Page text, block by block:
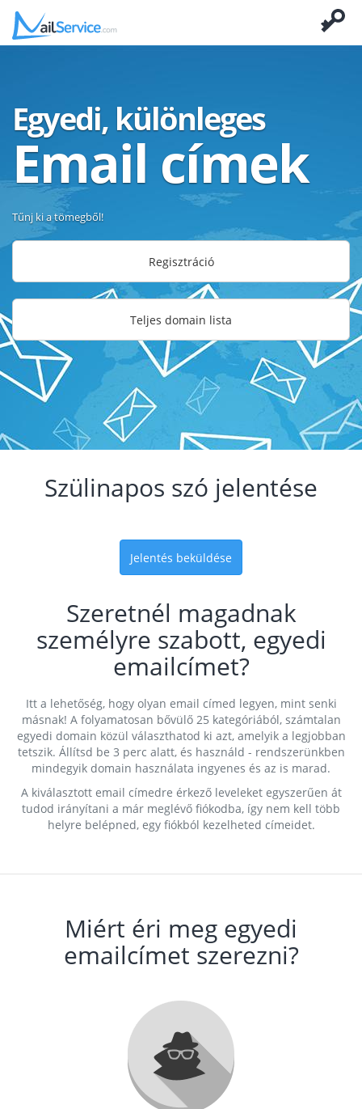
Egyedi, különleges
Email címek
Tűnj ki a tömegből!
Regisztráció
Teljes domain lista
Szülinapos szó jelentése
Jelentés beküldése
Szeretnél magadnak
személyre szabott, egyedi
emailcímet?
Itt a lehetőség, hogy olyan email címed legyen, mint senki
másnak! A folyamatosan bővülő 25 kategóriából, számtalan
egyedi domain közül választhatod ki azt, amelyik a legjobban
tetszik. Állítsd be 3 perc alatt, és használd - rendszerünkben
mindegyik domain használata ingyenes és az is marad.
A kiválasztott email címedre érkező leveleket egyszerűen át
tudod irányítani a már meglévő fiókodba, így nem kell több
helyre belépned, egy fiókból kezelheted címeidet.
Miért éri meg egyedi
emailcímet szerezni?